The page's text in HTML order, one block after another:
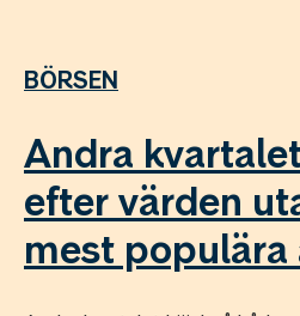
BÖRSEN
Andra
efter värden
mest populära